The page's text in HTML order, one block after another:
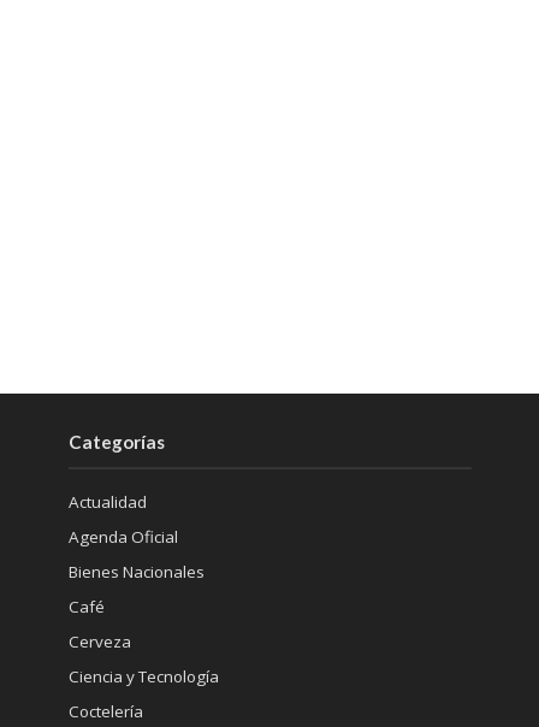
Categorías
Actualidad
Agenda Oficial
Bienes Nacionales
Café
Cerveza
Ciencia y Tecnología
Coctelería